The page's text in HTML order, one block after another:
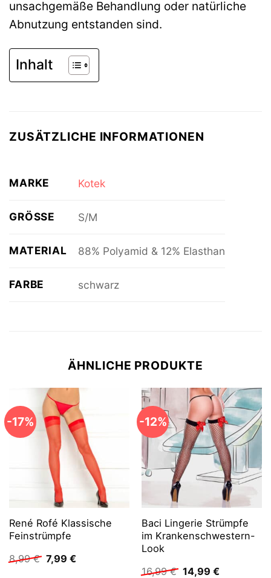
unsachgemäße Behandlung oder natürliche
Abnutzung entstanden sind.
Inhalt
ZUSÄTZLICHE INFORMATIONEN
MARKE Kotek
GRÖSSE S/M
MATERIAL 88% Polyamid & 12% Elasthan
FARBE schwarz
ÄHNLICHE PRODUKTE
-17%
René Rofé Klassische
Feinstrümpfe
8,99€ Ursprünglicher
Preis
7,99 €Aktueller
-12%
Baci Lingerie Strümpfe
im Krankenschwestern-
Look
16,99€ Ursprünglicher
14,99 €Aktueller